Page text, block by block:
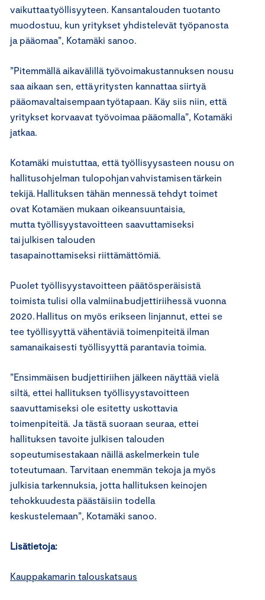
vaikuttaa työllisyyteen. Kansantalouden tuotanto
muodostuu, kun yritykset yhdistelevät työpanosta
ja pääomaa”, Kotamäki sanoo.
”Pitemmällä aikavälillä työvoimakustannuksen nousu
saa aikaan sen, että yritysten kannattaa siirtyä
pääomavaltaisempaan työtapaan. Käy siis niin, että
yritykset korvaavat työvoimaa pääomalla”, Kotamäki
jatkaa.
Kotamäki muistuttaa, että työllisyysasteen nousu on
hallitusohjelman tulopohjan vahvistamisen tärkein
tekijä. Hallituksen tähän mennessä tehdyt toimet
ovat Kotamäen mukaan oikeansuuntaisia,
mutta työllisyystavoitteen saavuttamiseksi
tai julkisen talouden
tasapainottamiseksi riittämättömiä.
Puolet työllisyystavoitteen päätösperäisistä
toimista tulisi olla valmiina budjettiriihessä vuonna
2020. Hallitus on myös erikseen linjannut, ettei se
tee työllisyyttä vähentäviä toimenpiteitä ilman
samanaikaisesti työllisyyttä parantavia toimia.
”Ensimmäisen budjettiriihen jälkeen näyttää vielä
siltä, ettei hallituksen työllisyystavoitteen
saavuttamiseksi ole esitetty uskottavia
toimenpiteitä. Ja tästä suoraan seuraa, ettei
hallituksen tavoite julkisen talouden
sopeutumisestakaan näillä askelmerkein tule
toteutumaan. Tarvitaan enemmän tekoja ja myös
julkisia tarkennuksia, jotta hallituksen keinojen
tehokkuudesta päästäisiin todella
keskustelemaan”, Kotamäki sanoo.
Lisätietoja:
Kauppakamarin talouskatsaus